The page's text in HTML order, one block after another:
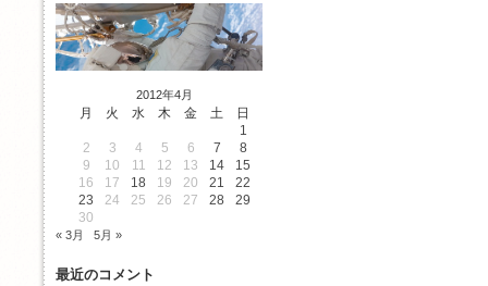
2012年4月
月 火 水 木 金 土
日
1
2
3 4 5 6 7
8
9
10 11 12 13 14
15
16
17 18 19 20 21
22
23
24 25 26 27 28
29
30
« 3月 5月 »
最近のコメント